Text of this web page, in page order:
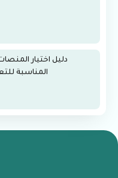
دليل اختيار
المناسبة